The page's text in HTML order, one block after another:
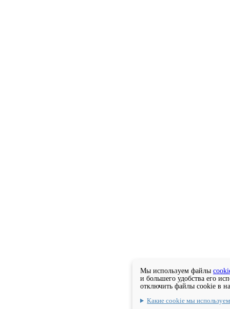
Мы используем файлы
и большего удобства его
отключить файлы cookie в
Какие cookie мы используем